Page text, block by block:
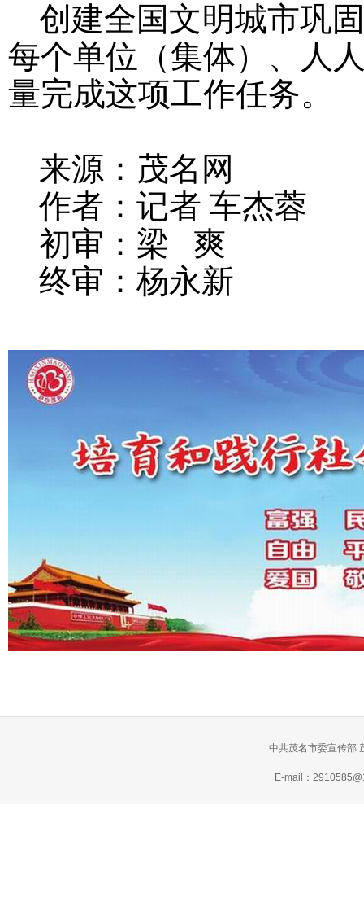
创建全国文明城市巩
每个单位（集体）、人
量完成这项工作任务。
来源：茂名网
作者：记者 车杰蓉
初审：梁 爽
终审：杨永新
中共茂名市委宣传部
E-mail：